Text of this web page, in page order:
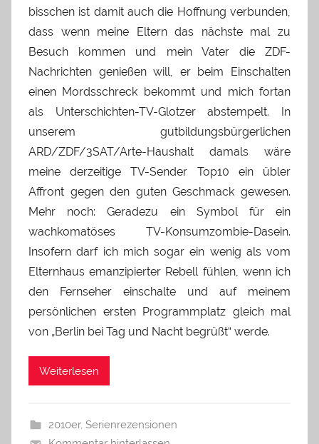
bisschen ist damit auch die Hoffnung verbunden,
dass wenn meine Eltern das nächste mal zu
Besuch kommen und mein Vater die ZDF-
Nachrichten genießen will, er beim Einschalten
einen Mordsschreck bekommt und mich fortan
als Unterschichten-TV-Glotzer abstempelt. In
unserem gutbildungsbürgerlichen
ARD/ZDF/3SAT/Arte-Haushalt damals wäre
meine derzeitige TV-Sender Top10 ein übler
Affront gegen den guten Geschmack gewesen.
Mehr noch: Geradezu ein Symbol für ein
wachkomatöses TV-Konsumzombie-Dasein.
Insofern darf ich mich sogar ein wenig als vom
Elternhaus emanzipierter Rebell fühlen, wenn ich
den Fernseher einschalte und auf meinem
persönlichen ersten Programmplatz gleich mal
von „Berlin bei Tag und Nacht begrüßt“ werde.
Weiterlesen
2010er, Serienrezensionen